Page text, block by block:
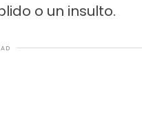
o un insulto.